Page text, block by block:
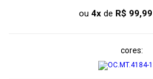
ou 4xde R$ 99,99
cores